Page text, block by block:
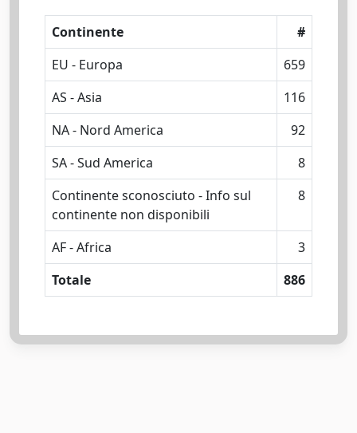
Continente
#
EU - Europa
659
AS - Asia
116
NA - Nord America
92
SA - Sud America
8
Continente sconosciuto - Info sul
continente non disponibili
8
AF - Africa
3
Totale
886